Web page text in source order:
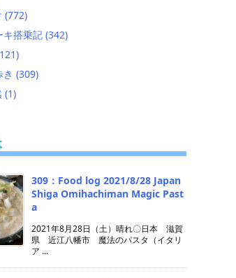
(772)
キ搭乗記 (342)
(309)
(1)
309：Food log 2021/8/28 Japan
Shiga Omihachiman Magic Past
a
2021年8月28日（土）晴れ〇日本 滋賀
県 近江八幡市 魔法のパスタ（イタリ
ア ...